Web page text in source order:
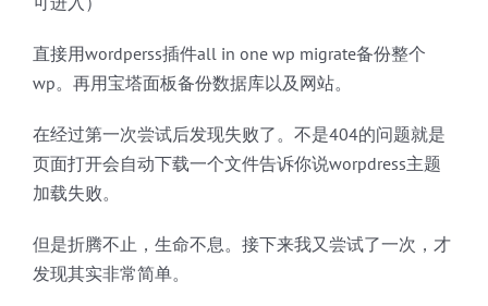
直接用wordperss插件all in one wp migrate备份整个
wp。再用宝塔面板备份数据库以及网站。
在经过第一次尝试后发现失败了。不是404的问题就是
页面打开会自动下载一个文件告诉你说worpdress主题
加载失败。
但是折腾不止，生命不息。接下来我又尝试了一次，才
发现其实非常简单。